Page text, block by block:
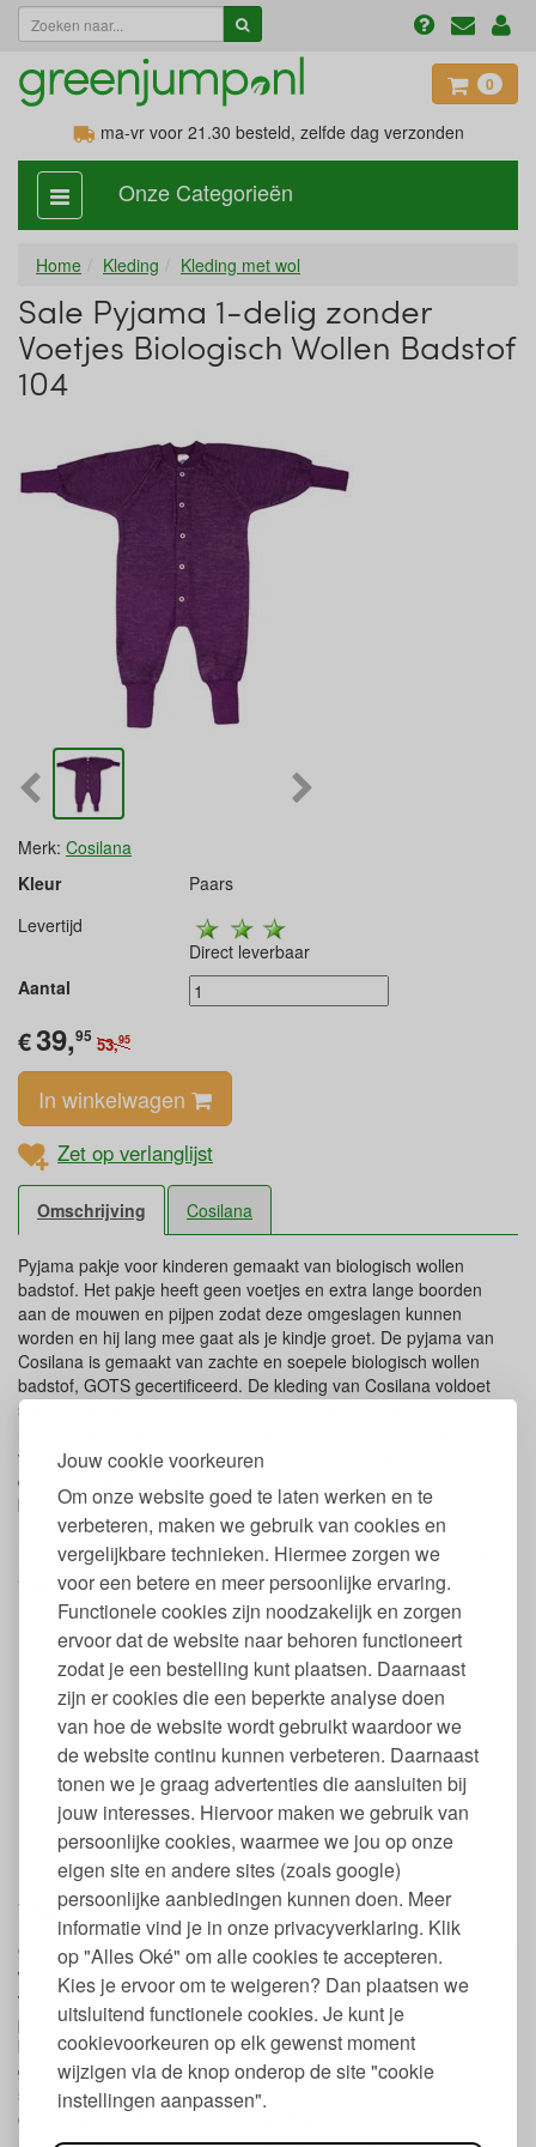
Jouw cookie voorkeuren
Om onze website goed te laten werken en te
verbeteren, maken we gebruik van cookies en
vergelijkbare technieken. Hiermee zorgen we
voor een betere en meer persoonlijke ervaring.
Functionele cookies zijn noodzakelijk en zorgen
ervoor dat de website naar behoren functioneert
zodat je een bestelling kunt plaatsen. Daarnaast
zijn er cookies die een beperkte analyse doen
van hoe de website wordt gebruikt waardoor we
de website continu kunnen verbeteren. Daarnaast
tonen we je graag advertenties die aansluiten bij
jouw interesses. Hiervoor maken we gebruik van
persoonlijke cookies, waarmee we jou op onze
eigen site en andere sites (zoals google)
persoonlijke aanbiedingen kunnen doen. Meer
informatie vind je in onze privacyverklaring. Klik
op "Alles Oké" om alle cookies te accepteren.
Kies je ervoor om te weigeren? Dan plaatsen we
uitsluitend functionele cookies. Je kunt je
cookievoorkeuren op elk gewenst moment
wijzigen via de knop onderop de site "cookie
instellingen aanpassen".
0
ma-vr voor 21.30 besteld, zelfde dag verzonden
categorie
aan,
Onze Categorieën
Home Kleding Kleding met wol
Sale Pyjama 1-delig zonder
Voetjes Biologisch Wollen Badstof
104
Merk: Cosilana
Kleur
Paars
Levertijd
Direct leverbaar
Aantal
€39,95 53,95
In winkelwagen
Zet op verlanglijst
Omschrijving Cosilana
Pyjama pakje voor kinderen gemaakt van biologisch wollen
badstof. Het pakje heeft geen voetjes en extra lange boorden
aan de mouwen en pijpen zodat deze omgeslagen kunnen
worden en hij lang mee gaat als je kindje groet. De pyjama van
Cosilana is gemaakt van zachte en soepele biologisch wollen
badstof, GOTS gecertificeerd. De kleding van Cosilana voldoet
strikt aan de ecologische richtlijnen en is daardoor milieu- en
voelt zacht aan. Wol heeft het voordeel dat het er tijdens het
dragen voor zorgt dat het lichaam de eigen temperatuur beter
behoudt.
Eigenschappen 1-delige jumpsuit zonder
voetjes biowol Cosilana
Gemaakt van 100% biologische merino wol
GOTS gecertificeerd
1-delige pyjama
Pakje zonder voetjes
Sluit met drukkers, nikkelvrij
Met lange mouwen
Met extra lange boorden
Voor jongens en meisjes
Wasbaar op max. 30 graden, bij voorkeur met de hand
Niet geschikt voor in de droger
Maat: 104
Wassen kleding van wol Cosilana
Omdat wol van nature vuil en water af stoot en een zelfreinigende
werking heeft zal je merken dat het niet nodig is om het pakje
vaak te wassen. Meestal is het voldoende om het
product regelmatig te luchten en af en toe te wassen. Het beste
kan je de jumpsuit met de hand wassen op max. 30 graden,
gebruik hierbij een mild wolwasmiddel. Voeg eventueel een
scheutjeLanoline wolspoeling voor wolgoed en schapenvacht
om de pyjama te verzorgen. Knijp hem daarna voorzichtig uit en